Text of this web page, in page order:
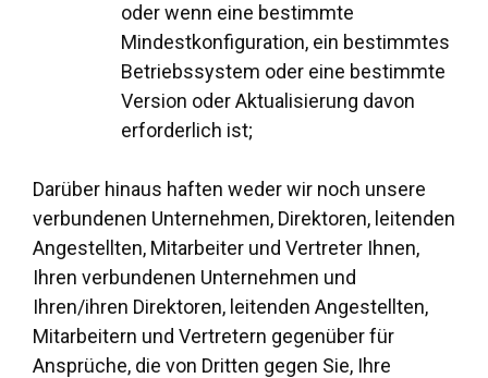
oder wenn eine bestimmte
Mindestkonfiguration, ein bestimmtes
Betriebssystem oder eine bestimmte
Version oder Aktualisierung davon
erforderlich ist;
Darüber hinaus haften weder wir noch unsere
verbundenen Unternehmen, Direktoren, leitenden
Angestellten, Mitarbeiter und Vertreter Ihnen,
Ihren verbundenen Unternehmen und
Ihren/ihren Direktoren, leitenden Angestellten,
Mitarbeitern und Vertretern gegenüber für
Ansprüche, die von Dritten gegen Sie, Ihre